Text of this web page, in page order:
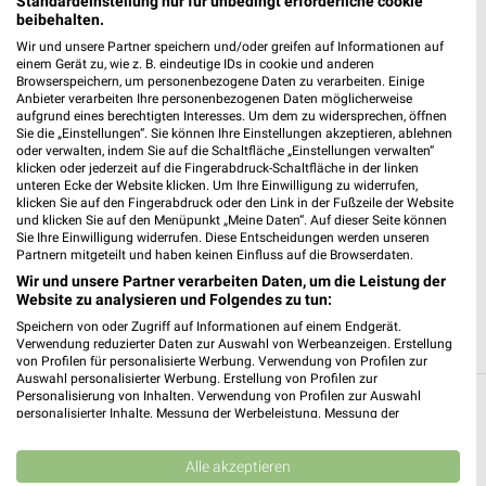
weekli - Prospekte & Angebote App
Alle PENNY Angebote immer griffbereit – mit der kostenlosen
weekli App für iOS & Android.
✔Standortgenaue Angebote
✔Folge deinem Lieblingshändler
✔Push-Benachrichtigungen bei neuen Prospekten
✔Einkaufsliste - Einkauf stressfrei planen
JETZT LADEN UND SPAREN!
Weitere PENNY Geschäfte mit Angeboten in
und um Erkrath (Fundort des
Neanderthalers)
beibehalten.
Wir und unsere Partner speichern und/oder greifen auf Informationen auf
einem Gerät zu, wie z. B. eindeutige IDs in cookie und anderen
Browserspeichern, um personenbezogene Daten zu verarbeiten. Einige
Anbieter verarbeiten Ihre personenbezogenen Daten möglicherweise
aufgrund eines berechtigten Interesses. Um dem zu widersprechen, öffnen
Sie die „Einstellungen“. Sie können Ihre Einstellungen akzeptieren, ablehnen
oder verwalten, indem Sie auf die Schaltfläche „Einstellungen verwalten“
klicken oder jederzeit auf die Fingerabdruck-Schaltfläche in der linken
unteren Ecke der Website klicken. Um Ihre Einwilligung zu widerrufen,
klicken Sie auf den Fingerabdruck oder den Link in der Fußzeile der Website
und klicken Sie auf den Menüpunkt „Meine Daten“. Auf dieser Seite können
Sie Ihre Einwilligung widerrufen. Diese Entscheidungen werden unseren
Partnern mitgeteilt und haben keinen Einfluss auf die Browserdaten.
Wir und unsere Partner verarbeiten Daten, um die Leistung der
Website zu analysieren und Folgendes zu tun:
Speichern von oder Zugriff auf Informationen auf einem Endgerät.
Verwendung reduzierter Daten zur Auswahl von Werbeanzeigen. Erstellung
von Profilen für personalisierte Werbung. Verwendung von Profilen zur
Auswahl personalisierter Werbung. Erstellung von Profilen zur
Personalisierung von Inhalten. Verwendung von Profilen zur Auswahl
personalisierter Inhalte. Messung der Werbeleistung. Messung der
Kombinationen von Daten aus verschiedenen Quellen. Entwicklung und
Verbesserung der Angebote. Verwendung reduzierter Daten zur Auswahl
von Inhalten.
Alle akzeptieren